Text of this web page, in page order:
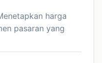
harga
pasaran yang